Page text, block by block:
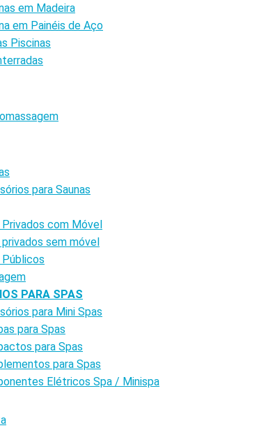
em Madeira
em Painéis de Aço
Piscinas
para Saunas
com Móvel
sem móvel
Públicos
PARA SPAS
para Mini Spas
para Spas
para Spas
para Spas
Elétricos Spa / Minispa